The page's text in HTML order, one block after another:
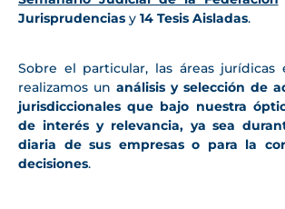
Jurisprudencias y 14 Tesis Aisladas.
Sobre el particular, las áreas jurídicas
realizamos un análisis y selección de
jurisdiccionales que bajo nuestra
de interés y relevancia, ya sea
diaria de sus empresas o para la
decisiones.